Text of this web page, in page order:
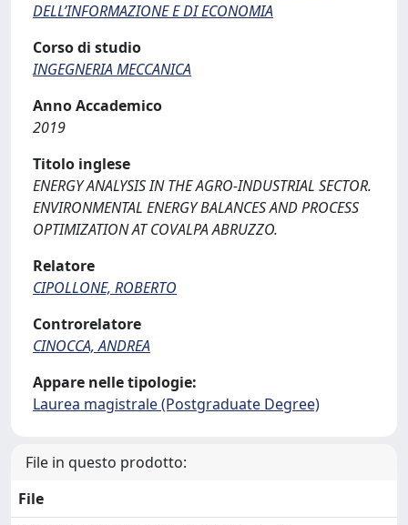
DELL’INFORMAZIONE E DI ECONOMIA
Corso di studio
INGEGNERIA MECCANICA
Anno Accademico
2019
Titolo inglese
ENERGY ANALYSIS IN THE AGRO-INDUSTRIAL SECTOR.
ENVIRONMENTAL ENERGY BALANCES AND PROCESS
OPTIMIZATION AT COVALPA ABRUZZO.
Relatore
CIPOLLONE, ROBERTO
Controrelatore
CINOCCA, ANDREA
Appare nelle tipologie:
Laurea magistrale (Postgraduate Degree)
File in questo prodotto:
File